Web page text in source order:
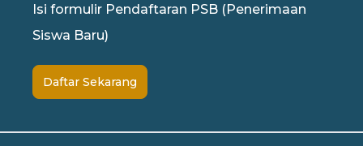
Isi formulir Pendaftaran PSB (Penerimaan
Siswa Baru)
Daftar Sekarang